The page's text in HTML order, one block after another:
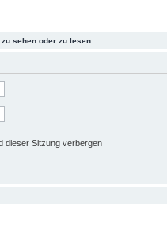
sehen oder zu lesen.
dieser Sitzung verbergen